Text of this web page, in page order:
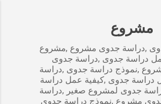
مشروع
,دراسة جدوى مشروع ,مشروع
دراسة جدوى ,دراسة جدوى
,نموذج دراسة جدوى ,دراسة
دراسة جدوى ,كيفية عمل دراسة
جدوى لمشروع صغير ,دراسة
مشروع ,نموذج دراسة جدوى